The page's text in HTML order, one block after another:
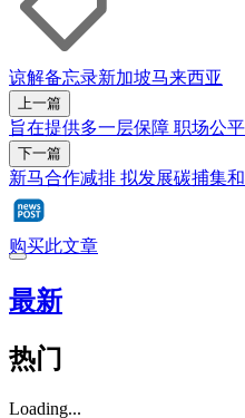
谅解备忘录新加坡马来西亚
上一篇
旨在提供多一层保障 职场公
下一篇
新马合作减排 拟发展碳捕集
购买此文章
最新
热门
Loading...